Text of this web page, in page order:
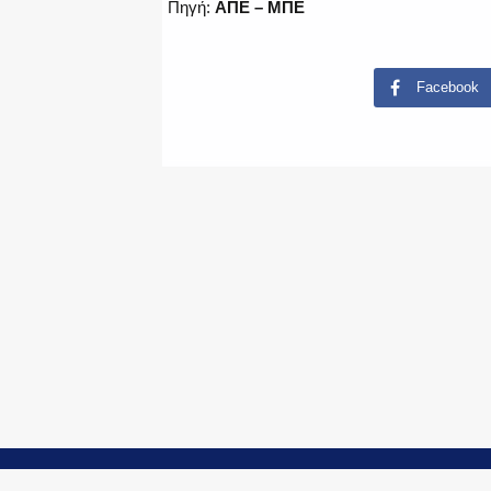
Πηγή: ΑΠΕ – ΜΠΕ
Facebook
© Copyright 2015-2024 - PoliceNews.gr byG